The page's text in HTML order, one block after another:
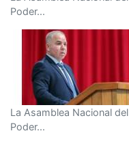
Poder...
La Asamblea Nacional del
Poder...